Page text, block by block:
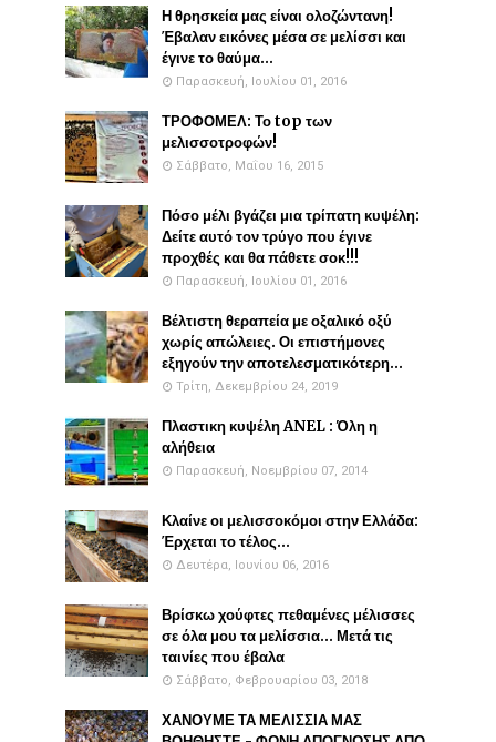
Η θρησκεία μας είναι ολοζώντανη!
Έβαλαν εικόνες μέσα σε μελίσσι και
έγινε το θαύμα...
Παρασκευή, Ιουλίου 01, 2016
ΤΡΟΦΟΜΕΛ: Το top των
μελισσοτροφών!
Σάββατο, Μαΐου 16, 2015
Πόσο μέλι βγάζει μια τρίπατη κυψέλη:
Δείτε αυτό τον τρύγο που έγινε
προχθές και θα πάθετε σοκ!!!
Παρασκευή, Ιουλίου 01, 2016
Βέλτιστη θεραπεία με οξαλικό οξύ
χωρίς απώλειες. Οι επιστήμονες
εξηγούν την αποτελεσματικότερη...
Τρίτη, Δεκεμβρίου 24, 2019
Πλαστικη κυψέλη ANEL : Όλη η
αλήθεια
Παρασκευή, Νοεμβρίου 07, 2014
Κλαίνε οι μελισσοκόμοι στην Ελλάδα:
Έρχεται το τέλος...
Δευτέρα, Ιουνίου 06, 2016
Βρίσκω χούφτες πεθαμένες μέλισσες
σε όλα μου τα μελίσσια... Μετά τις
ταινίες που έβαλα
Σάββατο, Φεβρουαρίου 03, 2018
ΧΑΝΟΥΜΕ ΤΑ ΜΕΛΙΣΣΙΑ ΜΑΣ